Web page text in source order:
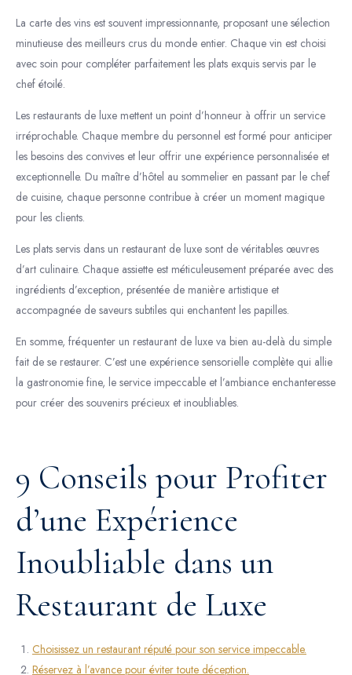
La carte des vins est souvent impressionnante, proposant une sélection
minutieuse des meilleurs crus du monde entier. Chaque vin est choisi
avec soin pour compléter parfaitement les plats exquis servis par le
chef étoilé.
Les restaurants de luxe mettent un point d’honneur à offrir un service
irréprochable. Chaque membre du personnel est formé pour anticiper
les besoins des convives et leur offrir une expérience personnalisée et
exceptionnelle. Du maître d’hôtel au sommelier en passant par le chef
de cuisine, chaque personne contribue à créer un moment magique
pour les clients.
Les plats servis dans un restaurant de luxe sont de véritables œuvres
d’art culinaire. Chaque assiette est méticuleusement préparée avec des
ingrédients d’exception, présentée de manière artistique et
accompagnée de saveurs subtiles qui enchantent les papilles.
En somme, fréquenter un restaurant de luxe va bien au-delà du simple
fait de se restaurer. C’est une expérience sensorielle complète qui allie
la gastronomie fine, le service impeccable et l’ambiance enchanteresse
pour créer des souvenirs précieux et inoubliables.
9 Conseils pour Profiter
d’une Expérience
Inoubliable dans un
Restaurant de Luxe
Choisissez un restaurant réputé pour son service impeccable.
Réservez à l’avance pour éviter toute déception.